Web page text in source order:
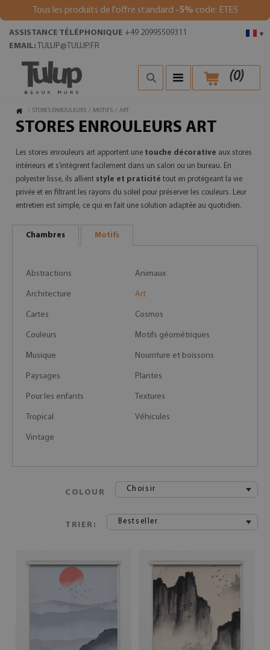
Tous les produits de l'offre standard -5% code: ETE5
▾
ASSISTANCE TÉLÉPHONIQUE +49 20995509311
EMAIL: TULUP@TULUP.FR
(0)
/ STORES ENROULEURS / MOTIFS / ART
STORES ENROULEURS ART
Les stores enrouleurs art apportent une touche décorative aux stores
intérieurs et s’intègrent facilement dans un salon ou un bureau. En
polyester lisse, ils allient style et praticité tout en protégeant la vie
privée et en filtrant les rayons du soleil pour préserver les couleurs. Leur
entretien est simple, ce qui en fait une solution adaptée au quotidien.
Chambres Motifs
Abstractions Animaux
Architecture Art
Cartes Cosmos
Couleurs Motifs géométriques
Musique Nourriture et boissons
Paysages Plantes
Pour les enfants Textures
Tropical Véhicules
Vintage
COLOUR Choisir
TRIER: Bestseller